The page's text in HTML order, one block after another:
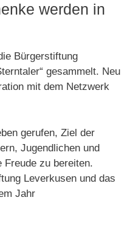
werden in
Bürgerstiftung
gesammelt. Neu
mit dem Netzwerk
gerufen, Ziel der
Jugendlichen und
Freude zu bereiten.
Leverkusen und das
Jahr